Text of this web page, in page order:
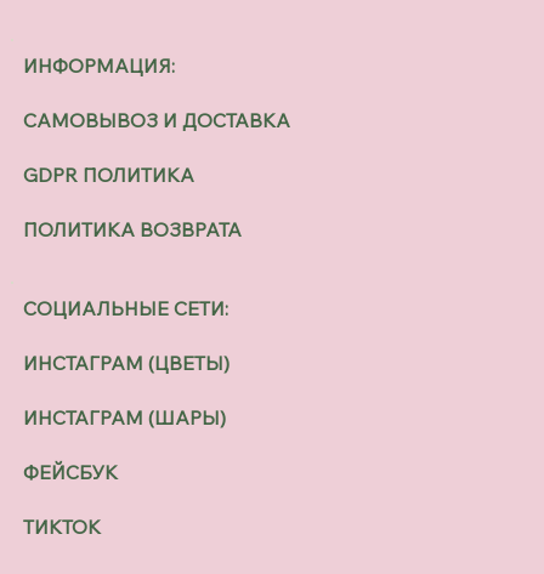
ИНФОРМАЦИЯ:
САМОВЫВОЗ И ДОСТАВКА
GDPR ПОЛИТИКА
ПОЛИТИКА ВОЗВРАТА
СОЦИАЛЬНЫЕ СЕТИ:
ИНСТАГРАМ (ЦВЕТЫ)
ИНСТАГРАМ (ШАРЫ)
ФЕЙСБУК
ТИКТОК